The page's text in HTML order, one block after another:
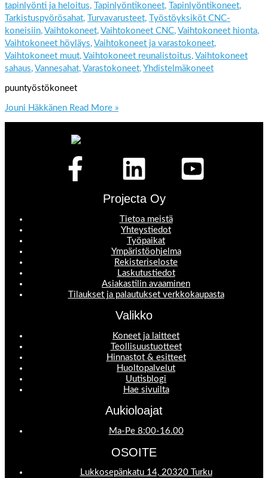
tapinlyönti ja heloitus, Tapinlyöntikoneet, Tapinlyöntikoneet,
Tarkistuspyörösahat, Turvavarusteet, Työstöyksiköt CNC-
koneisiin, Vaihtokoneet, Vaihtokoneet CNC, Vaihtokoneet hionta,
Vaihtokoneet höyläys, Vaihtokoneet ja varastokoneet,
Vaihtokoneet muut, Vaihtokoneet reunalistoitus, Vaihtokoneet
sahaus, Vannesahat, Varastokoneet, Yhdistelmäkoneet
puuntyöstökoneet
Jouni Häkkänen Read More »
Projecta Oy
Tietoa meistä
Yhteystiedot
Työpaikat
Ympäristöohjelma
Rekisteriseloste
Laskutustiedot
Asiakastilin avaaminen
Tilaukset ja palautukset verkkokaupasta
Valikko
Koneet ja laitteet
Teollisuustuotteet
Hinnastot & esitteet
Huoltopalvelut
Uutisblogi
Hae sivuilta
Aukioloajat
Ma-Pe 8:00-16.00
OSOITE
Lukkosepänkatu 14, 20320 Turku